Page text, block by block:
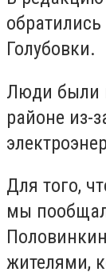
Голубовки.
Люди были
районе из-
Для того,
мы
жителями,